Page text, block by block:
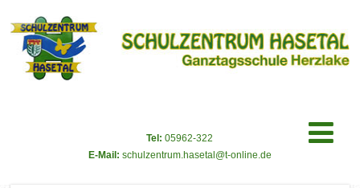
Tel: 05962-322
E-Mail: schulzentrum.hasetal@t-online.de